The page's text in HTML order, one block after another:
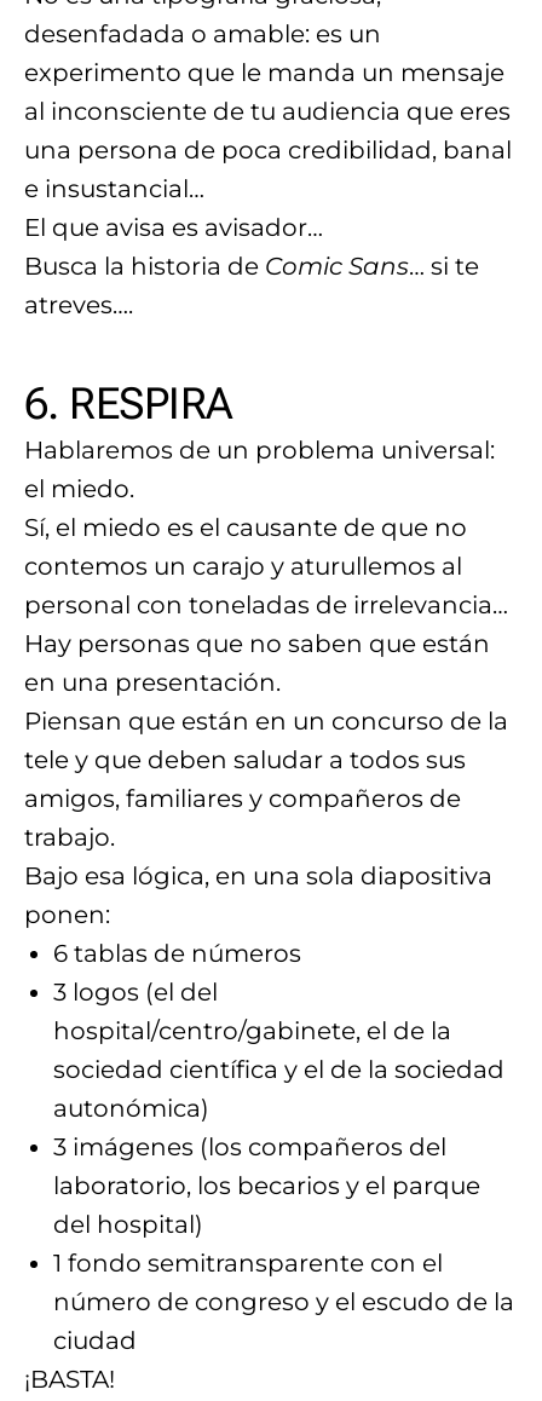
desenfadada o amable: es un
experimento que le manda un mensaje
al inconsciente de tu audiencia que eres
una persona de poca credibilidad, banal
e insustancial…
El que avisa es avisador…
Busca la historia de Comic Sans… si te
atreves….
6. RESPIRA
Hablaremos de un problema universal:
el miedo.
Sí, el miedo es el causante de que no
contemos un carajo y aturullemos al
personal con toneladas de irrelevancia…
Hay personas que no saben que están
en una presentación.
Piensan que están en un concurso de la
tele y que deben saludar a todos sus
amigos, familiares y compañeros de
trabajo.
Bajo esa lógica, en una sola diapositiva
ponen:
6 tablas de números
3 logos (el del
hospital/centro/gabinete, el de la
sociedad científica y el de la sociedad
autonómica)
3 imágenes (los compañeros del
laboratorio, los becarios y el parque
del hospital)
1 fondo semitransparente con el
número de congreso y el escudo de la
ciudad
¡BASTA!